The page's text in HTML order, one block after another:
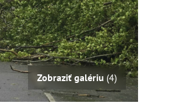
Zobraziť galériu (4)